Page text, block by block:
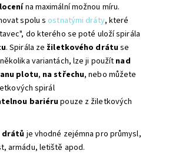
na maximální možnou míru.
spolu s ostnatými dráty, které
do kterého se poté uloží spirála
. Spirála ze žiletkového drátuse
variantách, lze ji použít nad
plotu, na střechu, nebo můžete
spirál
bariérupouze z žiletkových
drátů je vhodné zejémna pro průmysl,
armádu, letiště apod.